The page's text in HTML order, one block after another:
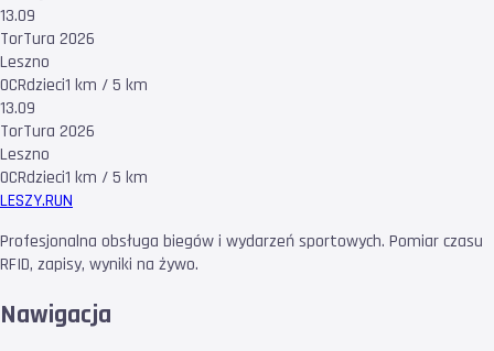
13.09
TorTura 2026
Leszno
OCRdzieci1 km / 5 km
13.09
TorTura 2026
Leszno
OCRdzieci1 km / 5 km
LESZY.RUN
Profesjonalna obsługa biegów i wydarzeń sportowych. Pomiar czasu
RFID, zapisy, wyniki na żywo.
Nawigacja